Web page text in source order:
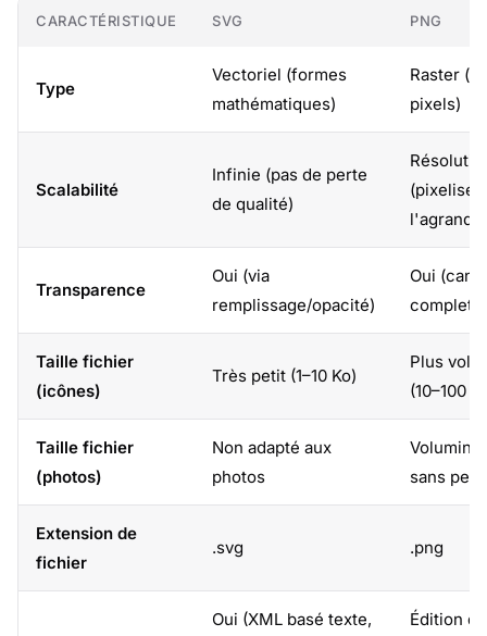
CARACTÉRISTIQUE SVG PNG
Type
Vectoriel (formes
mathématiques)
Raster
pixels)
Scalabilité
Infinie (pas de perte
de qualité)
(pixelisé à
Transparence
Oui (via
remplissage/opacité)
Oui
complet)
Taille fichier
(icônes)
Très petit (1–10 Ko)
Plus
(10–100
Taille fichier
(photos)
Non adapté aux
photos
sans
Extension de
fichier
.svg .png
Oui (XML basé texte,
Édition